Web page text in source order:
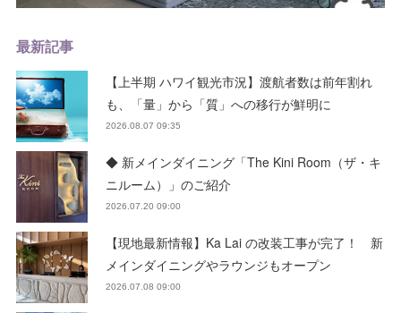
最新記事
【上半期 ハワイ観光市況】渡航者数は前年割れ
も、「量」から「質」への移行が鮮明に
2026.08.07 09:35
◆ 新メインダイニング「The Kini Room（ザ・キ
ニルーム）」のご紹介
2026.07.20 09:00
【現地最新情報】Ka Lai の改装工事が完了！ 新
メインダイニングやラウンジもオープン
2026.07.08 09:00